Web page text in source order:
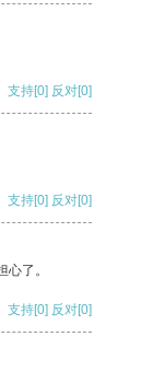
支持[0] 反对[0]
支持[0] 反对[0]
了。
支持[0] 反对[0]